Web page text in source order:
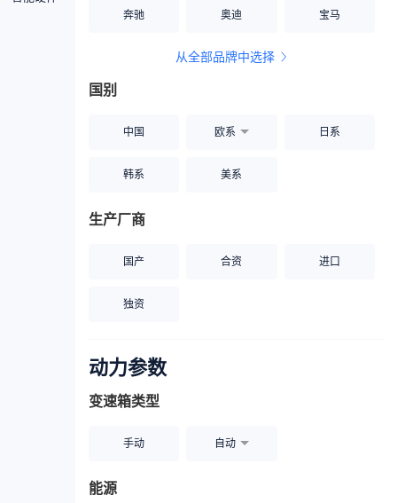
奔驰 奥迪 宝马
从全部品牌中选择
国别
中国 欧系 日系
韩系 美系
生产厂商
国产 合资 进口
独资
动力参数
变速箱类型
手动 自动
能源